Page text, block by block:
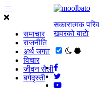
समाचार
राजनीति
अर्थ जगत
विचार
जीवन सैली
बर्गदृस्ती
सकारात्मक
खवरको बाटाे